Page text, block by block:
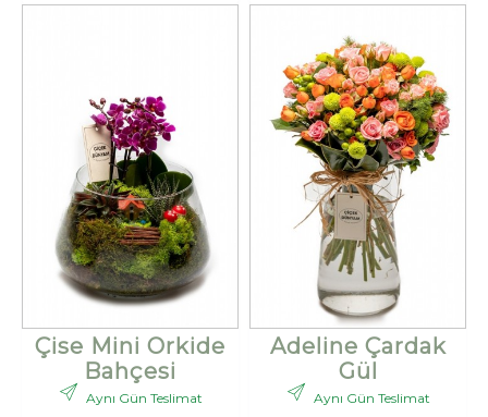
Çise Mini Orkide
Bahçesi
Aynı Gün Teslimat
Adeline Çardak
Gül
Aynı Gün Teslimat